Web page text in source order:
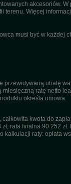
akcesoriów.
terenu. Więcej
musi być w każdej
przewidywaną utratę
ratę netto
określa umowa.
kwota do
rata finalna 90 252
raty: opłata